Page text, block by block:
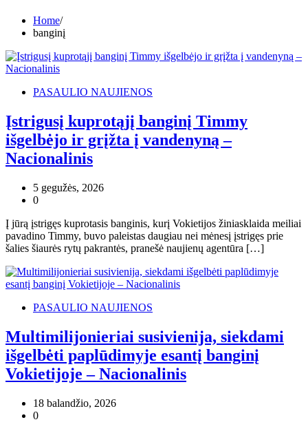
Home
banginį
PASAULIO NAUJIENOS
Įstrigusį kuprotąjį banginį Timmy
išgelbėjo ir grįžta į vandenyną –
Nacionalinis
5 gegužės, 2026
0
Į jūrą įstrigęs kuprotasis banginis, kurį Vokietijos žiniasklaida meiliai
pavadino Timmy, buvo paleistas daugiau nei mėnesį įstrigęs prie
šalies šiaurės rytų pakrantės, pranešė naujienų agentūra […]
PASAULIO NAUJIENOS
Multimilijonieriai susivienija, siekdami
išgelbėti paplūdimyje esantį banginį
Vokietijoje – Nacionalinis
18 balandžio, 2026
0